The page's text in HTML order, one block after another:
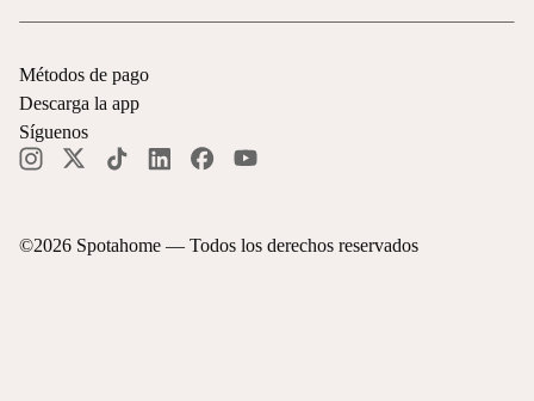
©2026 Spotahome — Todos los derechos reservados
Métodos de pago
Descarga la app
Síguenos